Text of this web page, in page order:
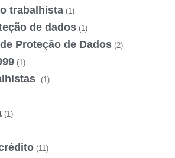
trabalhista (1)
de dados (1)
Proteção de Dados (2)
(1)
(1)
(1)
(11)